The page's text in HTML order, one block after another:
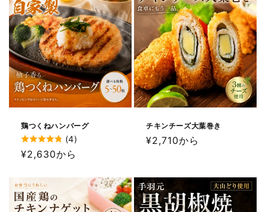
格
格
鶏つくねハンバーグ
(4)
通
価
格
¥2,630から
チキンチーズ大葉巻き
通
格
¥2,710から